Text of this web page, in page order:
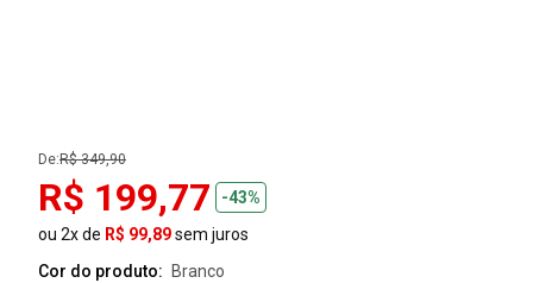
De:R$ 349,90
R$ 199,77
-43%
ou 2x de R$ 99,89sem juros
Cor do produto:
branco